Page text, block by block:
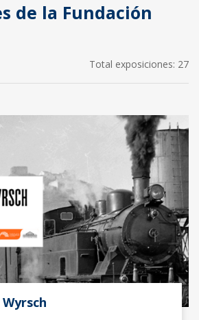
de la Fundación
Total exposiciones: 27